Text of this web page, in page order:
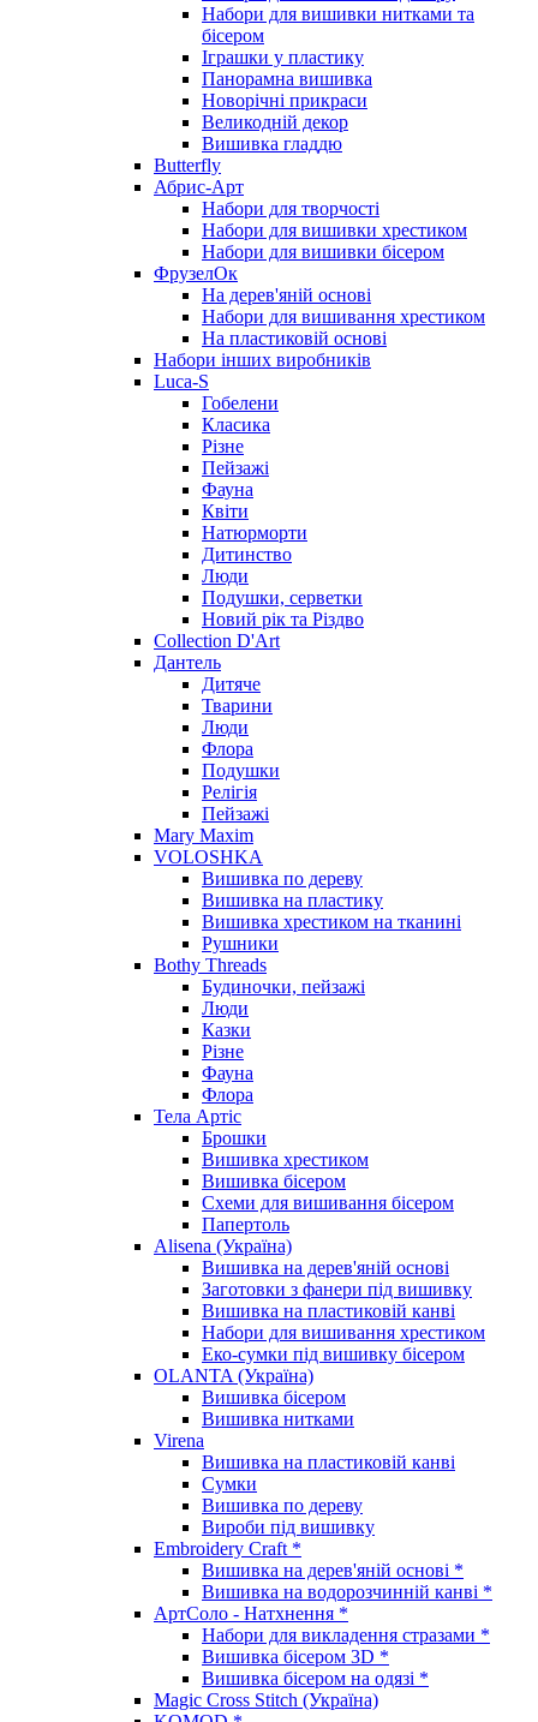
Набори для вишивки нитками та
бісером
Іграшки у пластику
Панорамна вишивка
Новорічні прикраси
Великодній декор
Вишивка гладдю
Butterfly
Абрис-Арт
Набори для творчості
Набори для вишивки хрестиком
Набори для вишивки бісером
ФрузелОк
На дерев'яній основі
Набори для вишивання хрестиком
На пластиковій основі
Набори інших виробників
Luca-S
Гобелени
Класика
Різне
Пейзажі
Фауна
Квіти
Натюрморти
Дитинство
Люди
Подушки, серветки
Новий рік та Різдво
Collection D'Art
Дантель
Дитяче
Тварини
Люди
Флора
Подушки
Релігія
Пейзажі
Mary Maxim
VOLOSHKA
Вишивка по дереву
Вишивка на пластику
Вишивка хрестиком на тканині
Рушники
Bothy Threads
Будиночки, пейзажі
Люди
Казки
Різне
Фауна
Флора
Тела Артіс
Брошки
Вишивка хрестиком
Вишивка бісером
Схеми для вишивання бісером
Папертоль
Alisena (Україна)
Вишивка на дерев'яній основі
Заготовки з фанери під вишивку
Вишивка на пластиковій канві
Набори для вишивання хрестиком
Еко-сумки під вишивку бісером
OLANTA (Україна)
Вишивка бісером
Вишивка нитками
Virena
Вишивка на пластиковій канві
Сумки
Вишивка по дереву
Вироби під вишивку
Embroidery Craft *
Вишивка на дерев'яній основі *
Вишивка на водорозчинній канві *
АртСоло - Натхнення *
Набори для викладення стразами *
Вишивка бісером 3D *
Вишивка бісером на одязі *
Magic Cross Stitch (Україна)